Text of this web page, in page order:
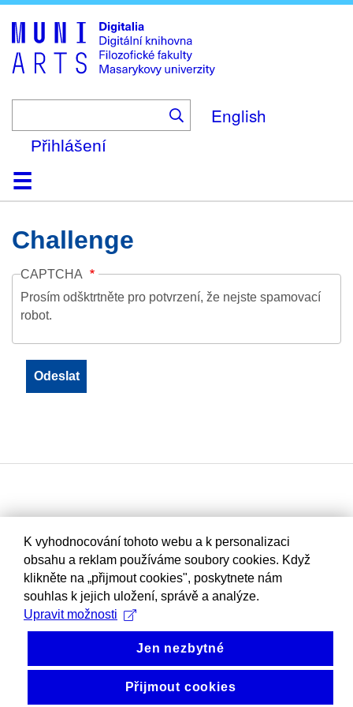
to
main
content
English
Přihlášení
DomůKolekce
Prohlížení
Vyhledávání
O platformě
Nápověda
KontaktDigitalia
Challenge
CAPTCHA
Prosím odšktrtněte pro potvrzení, že nejste spamovací
robot.
K vyhodnocování tohoto webu a k personalizaci
obsahu a reklam používáme soubory cookies. Když
klikněte na „přijmout cookies", poskytnete nám
souhlas k jejich uložení, správě a analýze.
Upravit možnosti
Jen nezbytné
Přijmout cookies